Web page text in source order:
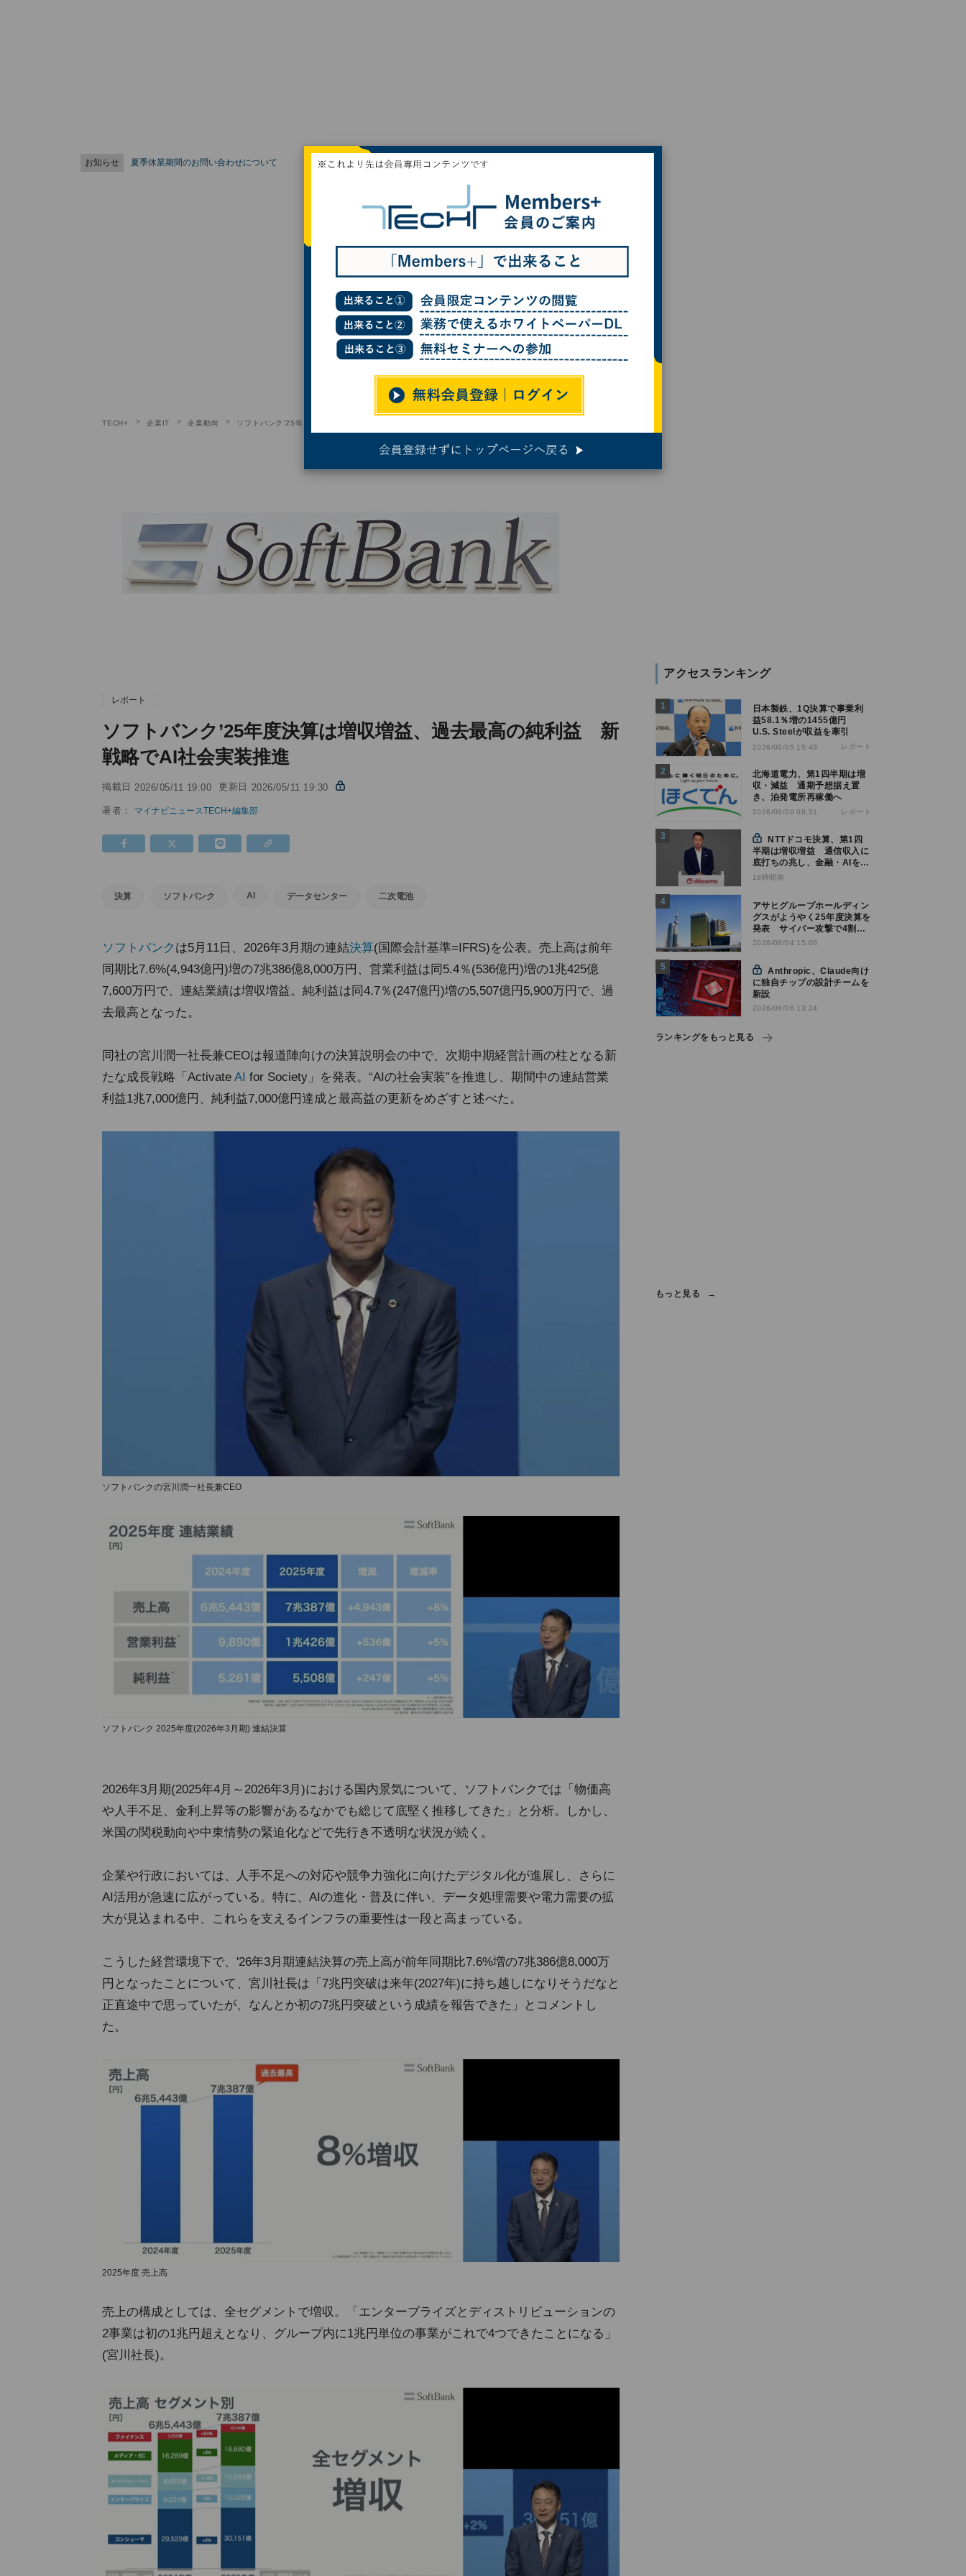
お知らせ 夏季休業期間のお問い合わせについて
TECH+ 企業IT 企業動向 ソフトバンク’25年度決算は増収増益、過去最高の純利益 新戦略でAI社会実装推進
レポート
ソフトバンク’25年度決算は増収増益、過去最高の純利益 新
戦略でAI社会実装推進
掲載日 2026/05/11 19:00 更新日 2026/05/11 19:30
著者： マイナビニュースTECH+編集部
決算 ソフトバンク AI データセンター 二次電池
ソフトバンク は5月11日、2026年3月期の連結決算(国際会計基準=IFRS)を公表。売上高は前年
同期比7.6%(4,943億円)増の7兆386億8,000万円、営業利益は同5.4％(536億円)増の1兆425億
7,600万円で、連結業績は増収増益。純利益は同4.7％(247億円)増の5,507億円5,900万円で、過
去最高となった。
同社の宮川潤一社長兼CEOは報道陣向けの決算説明会の中で、次期中期経営計画の柱となる新
たな成長戦略「Activate AI for Society」を発表。“AIの社会実装”を推進し、期間中の連結営業
利益1兆7,000億円、純利益7,000億円達成と最高益の更新をめざすと述べた。
ソフトバンクの宮川潤一社長兼CEO
ソフトバンク 2025年度(2026年3月期) 連結決算
2026年3月期(2025年4月～2026年3月)における国内景気について、ソフトバンクでは「物価高
や人手不足、金利上昇等の影響があるなかでも総じて底堅く推移してきた」と分析。しかし、
米国の関税動向や中東情勢の緊迫化などで先行き不透明な状況が続く。
企業や行政においては、人手不足への対応や競争力強化に向けたデジタル化が進展し、さらに
AI活用が急速に広がっている。特に、AIの進化・普及に伴い、データ処理需要や電力需要の拡
大が見込まれる中、これらを支えるインフラの重要性は一段と高まっている。
こうした経営環境下で、'26年3月期連結決算の売上高が前年同期比7.6%増の7兆386億8,000万
円となったことについて、宮川社長は「7兆円突破は来年(2027年)に持ち越しになりそうだなと
正直途中で思っていたが、なんとか初の7兆円突破という成績を報告できた」とコメントし
た。
2025年度 売上高
売上の構成としては、全セグメントで増収。「エンタープライズとディストリビューションの
2事業は初の1兆円超えとなり、グループ内に1兆円単位の事業がこれで4つできたことになる」
(宮川社長)。
アクセスランキング
日本製鉄、1Q決算で事業利
益58.1％増の1455億円
U.S. Steelが収益を牽引
2026/08/05 15:49 レポート
北海道電力、第1四半期は増
収・減益 通期予想据え置
き、泊発電所再稼働へ
2026/08/06 08:51 レポート
半期は増収増益 通信収入に
底打ちの兆し、金融・AIを強
化
18時間前
アサヒグループホールディン
グスがようやく25年度決算を
発表 サイバー攻撃で4割減
益
2026/08/04 15:00
Anthropic、Claude向け
に独自チップの設計チームを
新設
2026/08/06 13:24
ランキングをもっと見る
もっと見る